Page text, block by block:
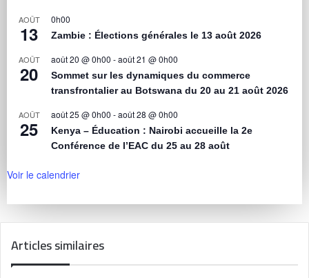
AOÛT
13
0h00
Zambie : Élections générales le 13 août 2026
AOÛT
20
août 20 @ 0h00 -août 21 @ 0h00
Sommet sur les dynamiques du commerce
transfrontalier au Botswana du 20 au 21 août 2026
AOÛT
25
août 25 @ 0h00 -août 28 @ 0h00
Kenya – Éducation : Nairobi accueille la 2e
Conférence de l’EAC du 25 au 28 août
Voir le calendrier
Articles similaires